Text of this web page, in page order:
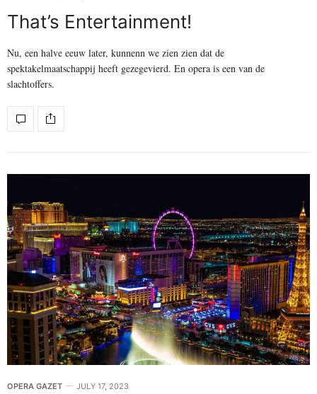
That’s Entertainment!
Nu, een halve eeuw later, kunnenn we zien zien dat de
spektakelmaatschappij heeft gezegevierd. En opera is een van de
slachtoffers.
OPERA GAZET JULY 17, 2023